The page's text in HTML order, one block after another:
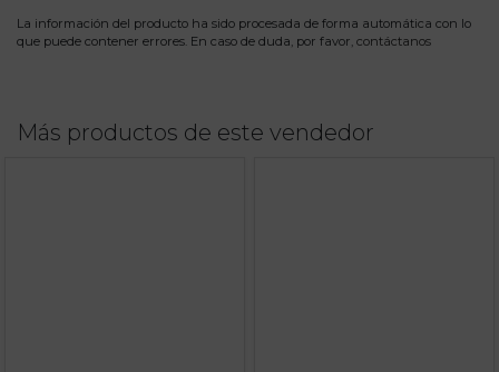
La información del producto ha sido procesada de forma automática con lo
que puede contener errores. En caso de duda, por favor, contáctanos
Más productos de este vendedor